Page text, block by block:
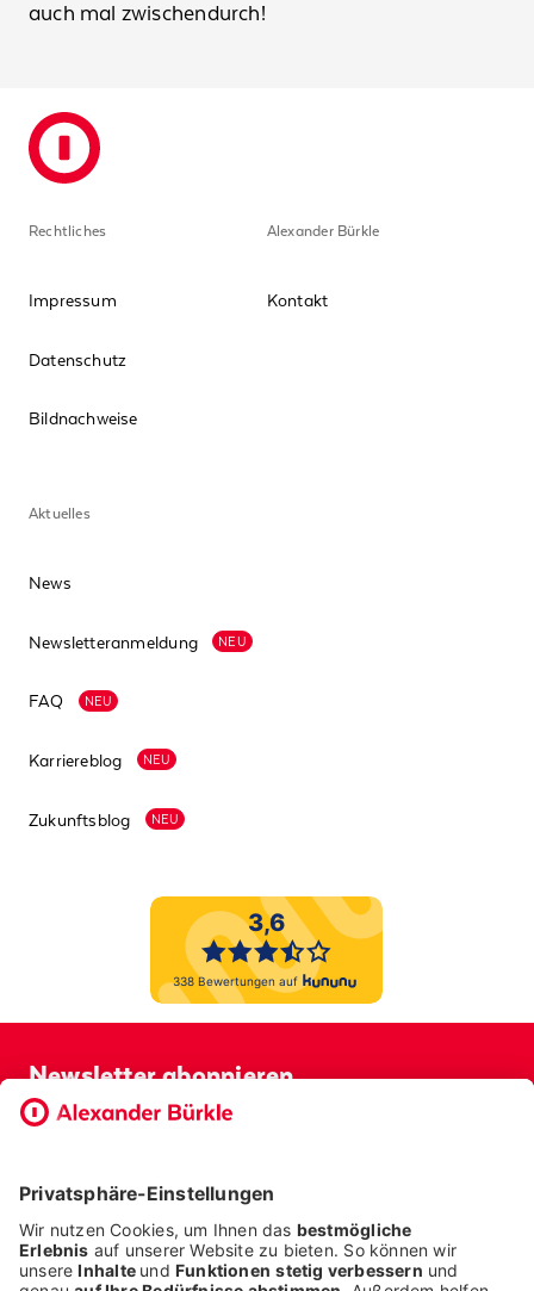
auch mal zwischendurch!
Rechtliches
Impressum
Datenschutz
Bildnachweise
Alexander Bürkle
Kontakt
Aktuelles
News
Newsletteranmeldung NEU
FAQ NEU
Karriereblog NEU
Zukunftsblog NEU
Newsletter abonnieren
Bevor Sie sich anmelden, möchten wir wissen, ob Sie bereits
ICH BIN BEREITS KUNDE